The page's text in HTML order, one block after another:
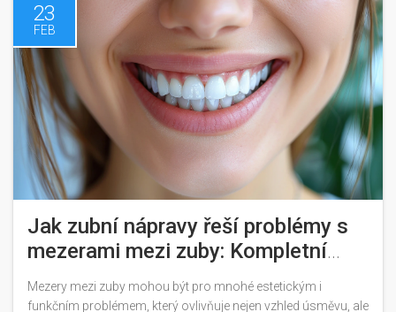
23
FEB
Jak zubní nápravy řeší problémy s
mezerami mezi zuby: Kompletní
průvodce
Mezery mezi zuby mohou být pro mnohé estetickým i
funkčním problémem, který ovlivňuje nejen vzhled úsměvu, ale